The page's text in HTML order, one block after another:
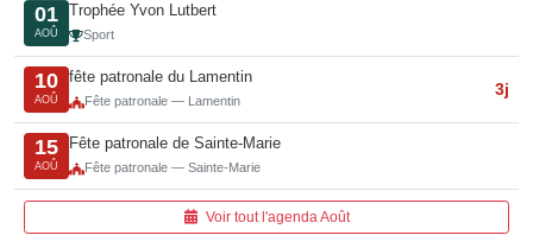
01
AOÛ
Trophée Yvon Lutbert
Sport
10
AOÛ
fête patronale du Lamentin
Fête patronale — Lamentin
3j
15
AOÛ
Fête patronale de Sainte-Marie
Fête patronale — Sainte-Marie
Voir tout l'agenda Août